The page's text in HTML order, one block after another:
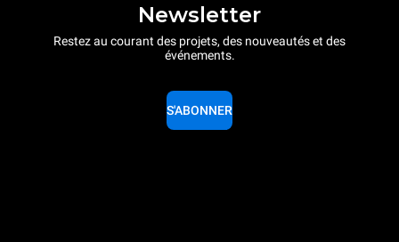
Newsletter
Restez au courant des projets, des nouveautés et des
événements.
S'ABONNER